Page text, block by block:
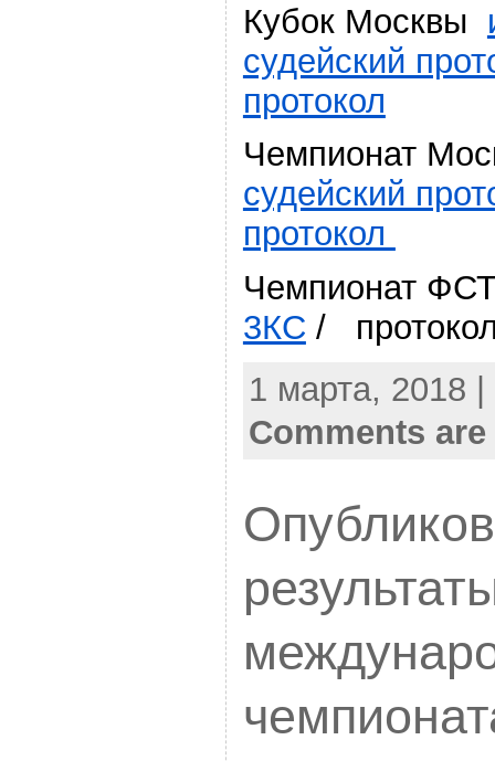
Кубок Москвы
судейский
протокол
Чемпионат
судейский
протокол
Чемпионат
3КС /
1 марта, 2018
Comments